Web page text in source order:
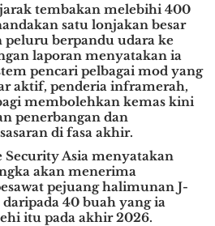
tembakan melebihi 400
satu lonjakan besar
berpandu udara ke
laporan menyatakan ia
pencari pelbagai mod yang
aktif, penderia inframerah,
membolehkan kemas kini
penerbangan dan
di fasa akhir.
Asia menyatakan
akan menerima
pejuang halimunan J-
40 buah yang ia
itu pada akhir 2026.